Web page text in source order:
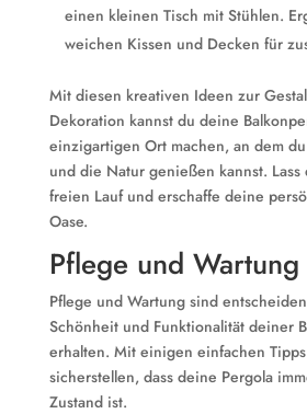
einen kleinen Tisch mit Stühlen.
weichen Kissen und Decken für
Mit diesen kreativen Ideen zur
Dekoration kannst du deine
einzigartigen Ort machen, an dem
und die Natur genießen kannst. Lass
freien Lauf und erschaffe deine
Oase.
Pflege und Wartung
Pflege und Wartung sind
Schönheit und Funktionalität deiner
erhalten. Mit einigen einfachen
sicherstellen, dass deine Pergola
Zustand ist.